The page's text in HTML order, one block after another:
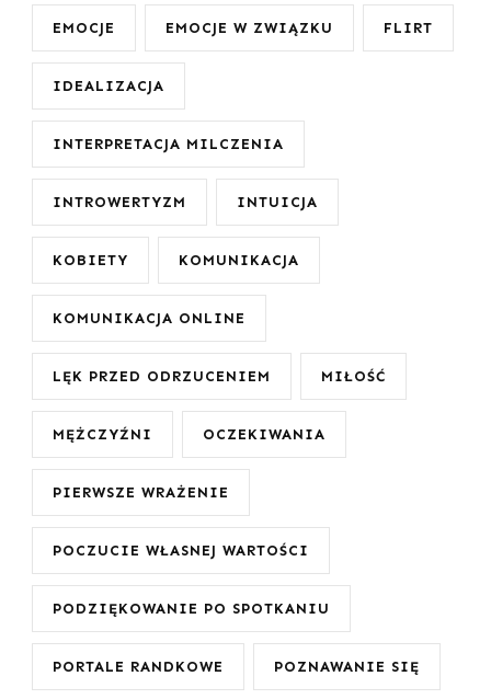
EMOCJE EMOCJE W ZWIĄZKU FLIRT
IDEALIZACJA
INTERPRETACJA MILCZENIA
INTROWERTYZM INTUICJA
KOBIETY KOMUNIKACJA
KOMUNIKACJA ONLINE
LĘK PRZED ODRZUCENIEM MIŁOŚĆ
MĘŻCZYŹNI OCZEKIWANIA
PIERWSZE WRAŻENIE
POCZUCIE WŁASNEJ WARTOŚCI
PODZIĘKOWANIE PO SPOTKANIU
PORTALE RANDKOWE POZNAWANIE SIĘ